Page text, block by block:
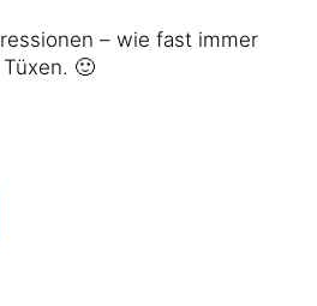
– wie fast immer
🙂